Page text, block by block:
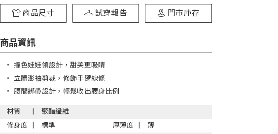
商品尺寸 試穿報告 門市庫存
商品資訊
• 撞色娃娃領設計，甜美更吸睛
• 立體澎袖剪裁，修飾手臂線條
• 腰間綁帶設計，輕鬆收出腰身比例
材質
聚酯纖維
修身度
標準 厚薄度
薄